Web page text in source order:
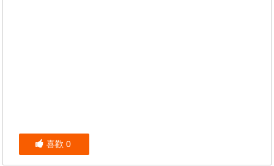
喜歡 0